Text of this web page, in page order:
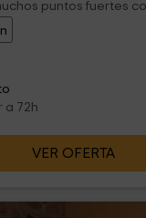
puntos fuertes
limpia y totalmente
unas vistas
realmente bonitos
de Vide donde se
un baño en la piscina
a 72h
VER OFERTA